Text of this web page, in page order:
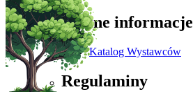
Ważne informacje
Katalog Wystawców
Regulaminy